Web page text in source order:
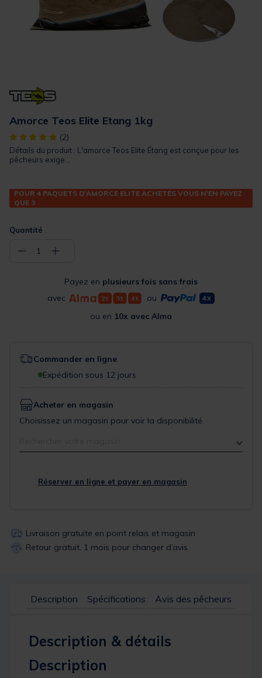
Amorce Teos Elite Etang 1kg
[object Object] out of 5 Customer Rating
(2)
Détails du produit : L'amorce Teos Elite Étang est conçue pour les
pêcheurs exige...
POUR 4 PAQUETS D'AMORCE ELITE ACHETÉS VOUS N'EN PAYEZ
QUE 3
Quantité
− 1 +
Payez en plusieurs fois sans frais
avec
ou
ou en 10x avec Alma
Commander en ligne
Expédition sous 12 jours
Acheter en magasin
Choisissez un magasin pour voir la disponibilité
Réserver en ligne et payer en magasin
Livraison gratuite en point relais et magasin
Retour gratuit, 1 mois pour changer d’avis
Description Spécifications Avis des pêcheurs
Description & détails
Description